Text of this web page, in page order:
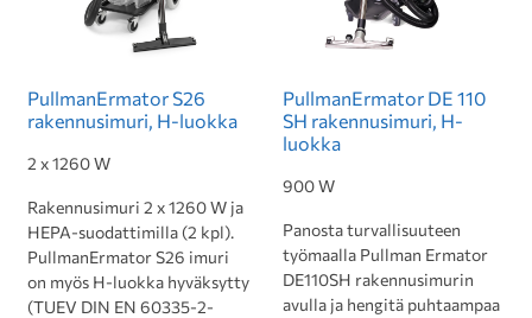
PullmanErmator S26
rakennusimuri, H-luokka
2 x 1260 W
Rakennusimuri 2 x 1260 W ja
HEPA-suodattimilla (2 kpl).
PullmanErmator S26 imuri
on myös H-luokka hyväksytty
(TUEV DIN EN 60335-2-
PullmanErmator DE 110
SH rakennusimuri, H-
luokka
900 W
Panosta turvallisuuteen
työmaalla Pullman Ermator
DE110SH rakennusimurin
avulla ja hengitä puhtaampaa